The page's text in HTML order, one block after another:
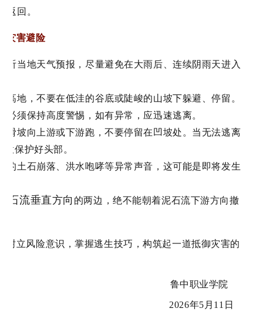
返回。
灾害避险
当地天气预报，尽量避免在大雨后、连续阴雨天进入
地，不要在低洼的谷底或陡峻的山坡下躲避、停留。
须保持高度警惕，如有异常，应迅速逃离。
滑坡向上游或下游跑，不要停留在凹坡处。当无法逃离
保护好头部。
土石崩落、洪水咆哮等异常声音，这可能是即将发生
石流垂直方向 的两边，绝不能朝着泥石流下游方向撤
立风险意识，掌握逃生技巧，构筑起一道抵御灾害的
鲁中职业学院
2026年5月11日